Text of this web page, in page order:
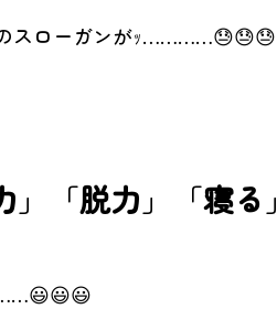
スローガンがｯ…………😓😓😓
」「脱力 」「寝る 」